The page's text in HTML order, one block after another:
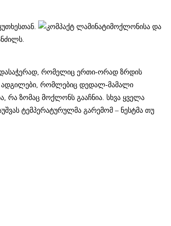
მოქლონისა და
რომელიც ერთი-ორად ზრდის
ადგილები, რომლებიც დედალ-მამალი
რა ზომაც მოქლონს გააჩნია. სხვა ყველა
ტემპერატურულმა გარემომ – ნესტმა თუ